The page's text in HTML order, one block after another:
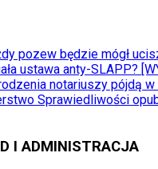
pozew będzie mógł
ustawa anty-SLAPP?
notariuszy pójdą w
Sprawiedliwości
I ADMINISTRACJA